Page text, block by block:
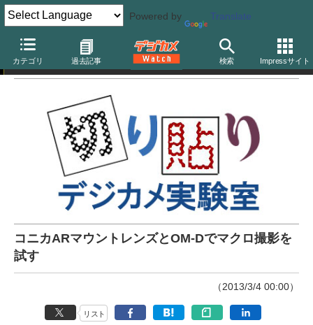
Powered by Translate
カテゴリ 過去記事 検索 Impressサイト
切り貼りデジカメ実験室
コニカARマウントレンズとOM-Dでマクロ撮影を
試す
（2013/3/4 00:00）
リスト